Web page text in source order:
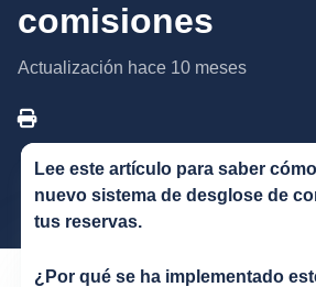
comisiones
Actualización hace 10 meses
Lee este artículo para saber
nuevo sistema de desglose de
tus reservas.
¿Por qué se ha implementado